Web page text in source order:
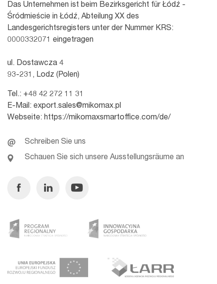
Das Unternehmen ist beim Bezirksgericht für Łódź -
Śródmieście in Łódź, Abteilung XX des
Landesgerichtsregisters unter der Nummer KRS:
0000332071 eingetragen
ul. Dostawcza 4
93-231, Lodz (Polen)
Tel.: +48 42 272 11 31
E-Mail: export.sales@mikomax.pl
Webseite: https://mikomaxsmartoffice.com/de/
Schreiben Sie uns
Schauen Sie sich unsere Ausstellungsräume an
FacebookLinkedinYoutube